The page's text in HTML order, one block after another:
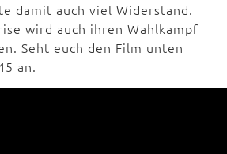
damit auch viel Widerstand.
wird auch ihren Wahlkampf
Seht euch den Film unten
an.